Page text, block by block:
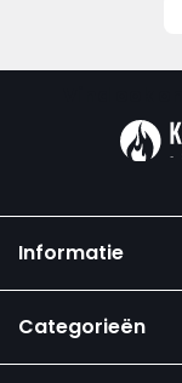
Informatie
Categorieën